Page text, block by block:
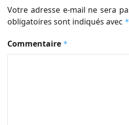
Votre adresse e-mail ne sera
obligatoires sont indiqués avec *
Commentaire *